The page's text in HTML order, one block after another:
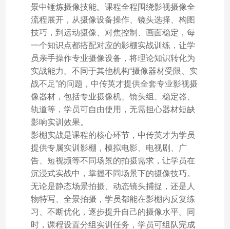
景中锤炼摄像技能。课程全程围绕影视摄像全
流程展开，从摄像设备操作、镜头选择、构图
技巧，到运动摄像、对焦控制、画面稳定，每
一个知识点都搭配对应的影棚实战训练，让学
员亲手操作专业摄像设备，将理论知识转化为
实战能力。不同于其他机构“摄像器材受限、实
战不足”的问题，中传英才提供全套专业影视摄
像器材，包括专业摄像机、镜头组、稳定器、
轨道等，学员可自由使用，无需担心器材短缺
影响实训效果。
影棚实战是课程的核心环节，中传英才为学员
提供专属实训影棚，模拟电影、电视剧、广
告、短视频等不同场景的拍摄需求，让学员在
沉浸式实战中，掌握不同场景下的摄像技巧。
无论是静态场景拍摄、动态镜头捕捉，还是人
物特写、全景拍摄，学员都能在影棚内反复练
习、不断优化，逐步提升自己的摄像水平。同
时，课程设置分组实训任务，学员可组队完成